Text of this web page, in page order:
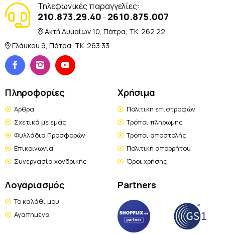
Τηλεφωνικές παραγγελίες:
210.873.29.40 - 2610.875.007
Ακτή Δυμαίων 10, Πάτρα, TK. 262 22
Γλάυκου 9, Πάτρα, TK. 263 33
Πληροφορίες
Άρθρα
Σχετικά με εμάς
Φυλλάδια Προσφορών
Επικοινωνία
Συνεργασία χονδρικής
Χρήσιμα
Πολιτική επιστροφών
Τρόποι πληρωμής
Τρόποι αποστολής
Πολιτική απορρήτου
Όροι χρήσης
Λογαριασμός
Το καλάθι μου
Αγαπημένα
Partners